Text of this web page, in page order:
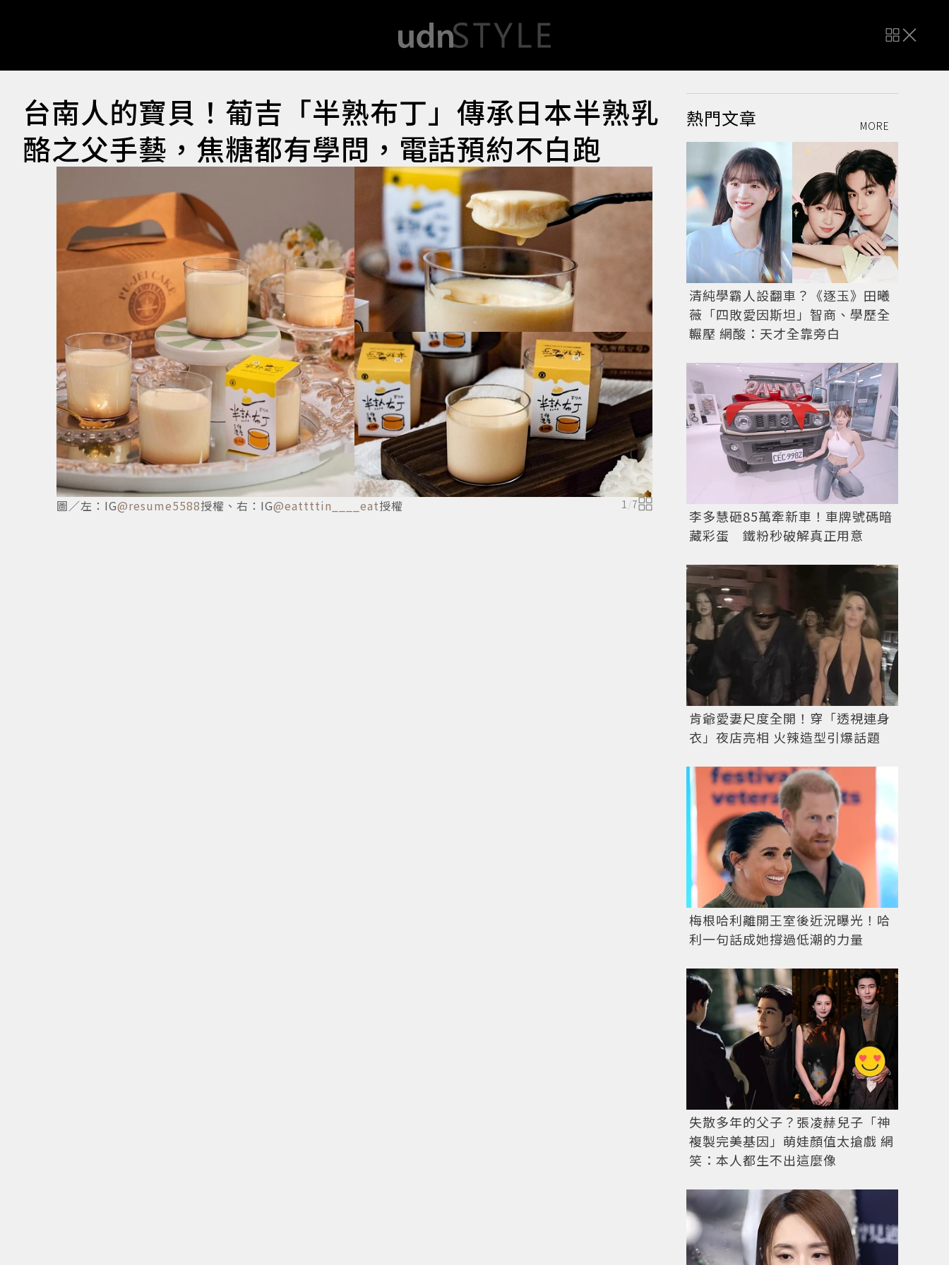
台南人的寶貝！葡吉「半熟布丁」傳承日本半熟乳
酪之父手藝，焦糖都有學問，電話預約不白跑
圖／左：IG@resume5588授權、右：IG@eattttin____eat授權 1/7
葡吉麵包店粉絲頁
熱門文章 MORE
清純學霸人設翻車？《逐玉》田曦
薇「四敗愛因斯坦」智商、學歷全
輾壓 網酸：天才全靠旁白
李多慧砸85萬牽新車！車牌號碼暗
藏彩蛋 鐵粉秒破解真正用意
肯爺愛妻尺度全開！穿「透視連身
衣」夜店亮相 火辣造型引爆話題
梅根哈利離開王室後近況曝光！哈
利一句話成她撐過低潮的力量
失散多年的父子？張凌赫兒子「神
複製完美基因」萌娃顏值太搶戲 網
笑：本人都生不出這麼像